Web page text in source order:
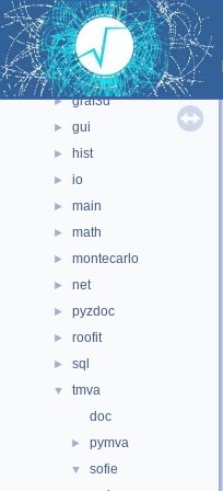
► documentation
► geom
► graf2d
► graf3d
► gui
► hist
► io
► main
► math
► montecarlo
► net
► pyzdoc
► roofit
► sql
▼
tmva
doc
► pymva
▼ sofie